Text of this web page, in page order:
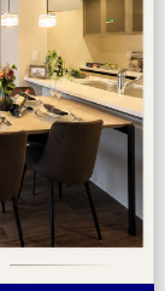
・構造
環境
マンションギ